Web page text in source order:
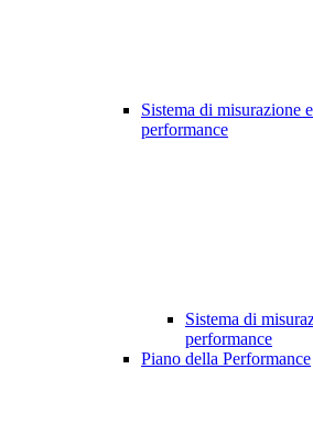
Sistema di misurazione
performance
Sistema di
performance
Piano della Performance